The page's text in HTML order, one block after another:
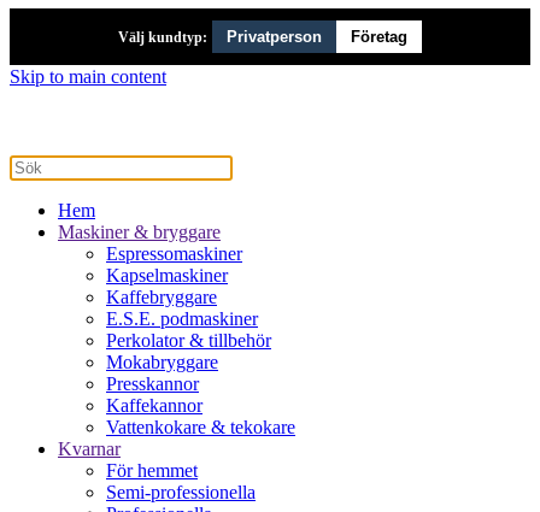
Välj kundtyp: Privatperson Företag
Skip to main content
Hem
Maskiner & bryggare
Espressomaskiner
Kapselmaskiner
Kaffebryggare
E.S.E. podmaskiner
Perkolator & tillbehör
Mokabryggare
Presskannor
Kaffekannor
Vattenkokare & tekokare
Kvarnar
För hemmet
Semi-professionella